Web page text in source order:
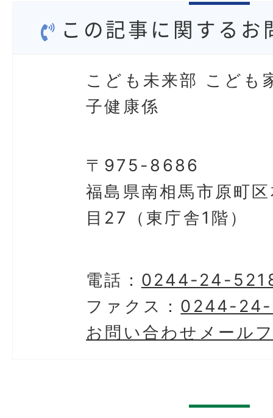
この記事に関するお
こども未来部 こども
子健康係
〒975-8686
福島県南相馬市原町
目27（東庁舎1階）
電話： 0244-24-
ファクス： 0244-
お問い合わせメール